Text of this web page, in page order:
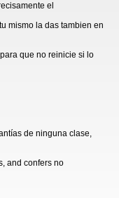
el
mismo la das tambien en
que no reinicie si lo
de ninguna clase,
and confers no